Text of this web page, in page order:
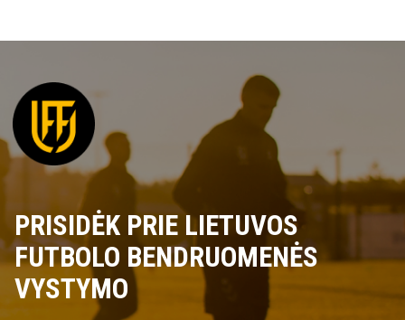
PRISIDĖK PRIE LIETUVOS
FUTBOLO BENDRUOMENĖS
VYSTYMO